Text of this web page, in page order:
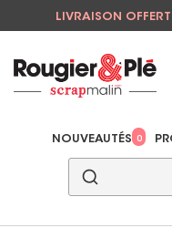
LIVRAISON
NOUVEAUTÉS 0